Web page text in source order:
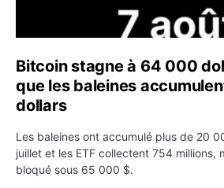
Bitcoin stagne à 64 000
que les baleines
dollars
Les baleines ont accumulé plus de 20
juillet et les ETF collectent 754 millions,
bloqué sous 65 000 $.